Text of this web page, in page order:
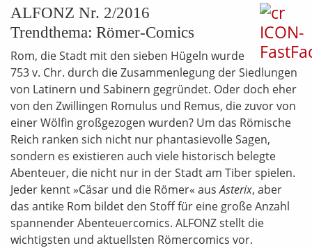
ALFONZ Nr. 2/2016
Trendthema: Römer-Comics
Rom, die Stadt mit den sieben Hügeln wurde
753 v. Chr. durch die Zusammenlegung der Siedlungen
von Latinern und Sabinern gegründet. Oder doch eher
von den Zwillingen Romulus und Remus, die zuvor von
einer Wölfin großgezogen wurden? Um das Römische
Reich ranken sich nicht nur phantasievolle Sagen,
sondern es existieren auch viele historisch belegte
Abenteuer, die nicht nur in der Stadt am Tiber spielen.
Jeder kennt »Cäsar und die Römer« ausAsterix, aber
das antike Rom bildet den Stoff für eine große Anzahl
spannender Abenteuercomics. ALFONZ stellt die
wichtigsten und aktuellsten Römercomics vor.